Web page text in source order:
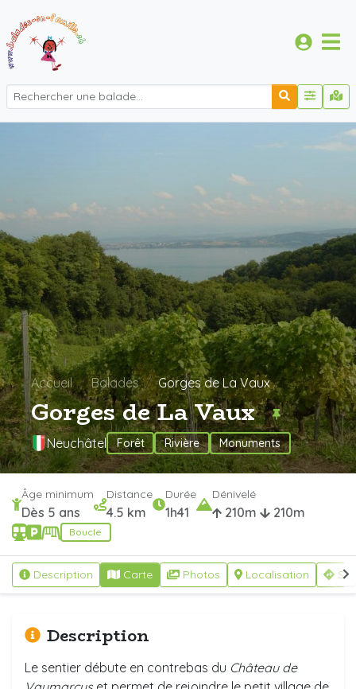
Accueil Balades Gorges de La Vaux
Gorges de La Vaux
Neuchâtel Forêt Rivière Monuments
Âge minimum
Dès 5 ans
Distance
4.5 km
Durée
1h41
Dénivelé
210m 210m
Boucle
Description Carte Photos Localisation S'y
Description
Le sentier débute en contrebas du Château de